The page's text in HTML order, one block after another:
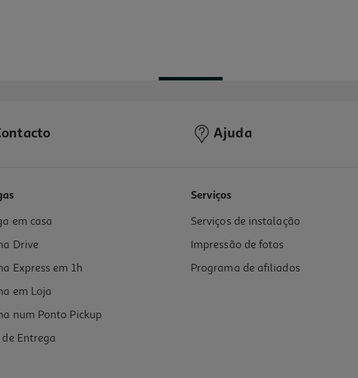
Ajuda
em casa
Drive
Express em 1h
em Loja
num Ponto Pickup
Entrega
Serviços
Serviços de instalação
Impressão de fotos
Programa de afiliados